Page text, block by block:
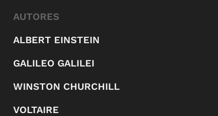
AUTORES
ALBERT EINSTEIN
GALILEO GALILEI
WINSTON CHURCHILL
VOLTAIRE